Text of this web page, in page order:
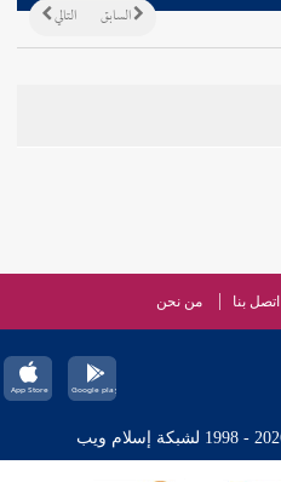
التالي السابق
اتصل بنا من نحن